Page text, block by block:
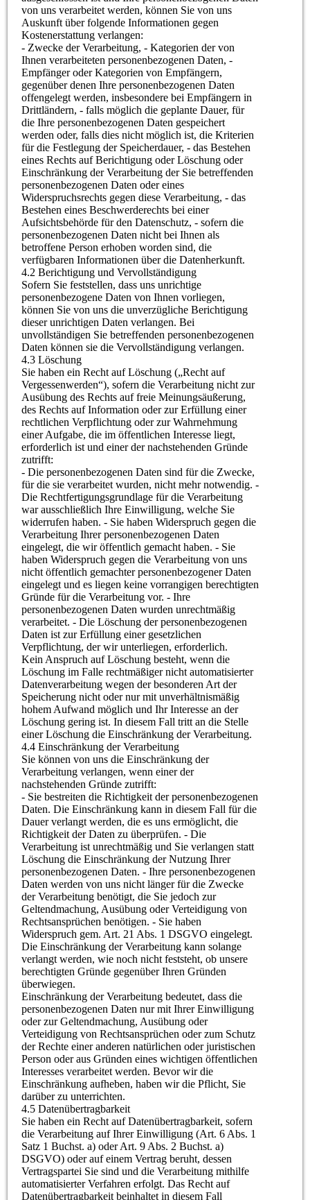
von uns verarbeitet werden, können Sie von uns
Auskunft über folgende Informationen gegen
Kostenerstattung verlangen:
- Zwecke der Verarbeitung, - Kategorien der von
Ihnen verarbeiteten personenbezogenen Daten, -
Empfänger oder Kategorien von Empfängern,
gegenüber denen Ihre personenbezogenen Daten
offengelegt werden, insbesondere bei Empfängern in
Drittländern, - falls möglich die geplante Dauer, für
die Ihre personenbezogenen Daten gespeichert
werden oder, falls dies nicht möglich ist, die Kriterien
für die Festlegung der Speicherdauer, - das Bestehen
eines Rechts auf Berichtigung oder Löschung oder
Einschränkung der Verarbeitung der Sie betreffenden
personenbezogenen Daten oder eines
Widerspruchsrechts gegen diese Verarbeitung, - das
Bestehen eines Beschwerderechts bei einer
Aufsichtsbehörde für den Datenschutz, - sofern die
personenbezogenen Daten nicht bei Ihnen als
betroffene Person erhoben worden sind, die
verfügbaren Informationen über die Datenherkunft.
4.2 Berichtigung und Vervollständigung
Sofern Sie feststellen, dass uns unrichtige
personenbezogene Daten von Ihnen vorliegen,
können Sie von uns die unverzügliche Berichtigung
dieser unrichtigen Daten verlangen. Bei
unvollständigen Sie betreffenden personenbezogenen
Daten können sie die Vervollständigung verlangen.
4.3 Löschung
Sie haben ein Recht auf Löschung („Recht auf
Vergessenwerden“), sofern die Verarbeitung nicht zur
Ausübung des Rechts auf freie Meinungsäußerung,
des Rechts auf Information oder zur Erfüllung einer
rechtlichen Verpflichtung oder zur Wahrnehmung
einer Aufgabe, die im öffentlichen Interesse liegt,
erforderlich ist und einer der nachstehenden Gründe
zutrifft:
- Die personenbezogenen Daten sind für die Zwecke,
für die sie verarbeitet wurden, nicht mehr notwendig. -
Die Rechtfertigungsgrundlage für die Verarbeitung
war ausschließlich Ihre Einwilligung, welche Sie
widerrufen haben. - Sie haben Widerspruch gegen die
Verarbeitung Ihrer personenbezogenen Daten
eingelegt, die wir öffentlich gemacht haben. - Sie
haben Widerspruch gegen die Verarbeitung von uns
nicht öffentlich gemachter personenbezogener Daten
eingelegt und es liegen keine vorrangigen berechtigten
Gründe für die Verarbeitung vor. - Ihre
personenbezogenen Daten wurden unrechtmäßig
verarbeitet. - Die Löschung der personenbezogenen
Daten ist zur Erfüllung einer gesetzlichen
Verpflichtung, der wir unterliegen, erforderlich.
Kein Anspruch auf Löschung besteht, wenn die
Löschung im Falle rechtmäßiger nicht automatisierter
Datenverarbeitung wegen der besonderen Art der
Speicherung nicht oder nur mit unverhältnismäßig
hohem Aufwand möglich und Ihr Interesse an der
Löschung gering ist. In diesem Fall tritt an die Stelle
einer Löschung die Einschränkung der Verarbeitung.
4.4 Einschränkung der Verarbeitung
Sie können von uns die Einschränkung der
Verarbeitung verlangen, wenn einer der
nachstehenden Gründe zutrifft:
- Sie bestreiten die Richtigkeit der personenbezogenen
Daten. Die Einschränkung kann in diesem Fall für die
Dauer verlangt werden, die es uns ermöglicht, die
Richtigkeit der Daten zu überprüfen. - Die
Verarbeitung ist unrechtmäßig und Sie verlangen statt
Löschung die Einschränkung der Nutzung Ihrer
personenbezogenen Daten. - Ihre personenbezogenen
Daten werden von uns nicht länger für die Zwecke
der Verarbeitung benötigt, die Sie jedoch zur
Geltendmachung, Ausübung oder Verteidigung von
Rechtsansprüchen benötigen. - Sie haben
Widerspruch gem. Art. 21 Abs. 1 DSGVO eingelegt.
Die Einschränkung der Verarbeitung kann solange
verlangt werden, wie noch nicht feststeht, ob unsere
berechtigten Gründe gegenüber Ihren Gründen
überwiegen.
Einschränkung der Verarbeitung bedeutet, dass die
personenbezogenen Daten nur mit Ihrer Einwilligung
oder zur Geltendmachung, Ausübung oder
Verteidigung von Rechtsansprüchen oder zum Schutz
der Rechte einer anderen natürlichen oder juristischen
Person oder aus Gründen eines wichtigen öffentlichen
Interesses verarbeitet werden. Bevor wir die
Einschränkung aufheben, haben wir die Pflicht, Sie
darüber zu unterrichten.
4.5 Datenübertragbarkeit
Sie haben ein Recht auf Datenübertragbarkeit, sofern
die Verarbeitung auf Ihrer Einwilligung (Art. 6 Abs. 1
Satz 1 Buchst. a) oder Art. 9 Abs. 2 Buchst. a)
DSGVO) oder auf einem Vertrag beruht, dessen
Vertragspartei Sie sind und die Verarbeitung mithilfe
automatisierter Verfahren erfolgt. Das Recht auf
Datenübertragbarkeit beinhaltet in diesem Fall